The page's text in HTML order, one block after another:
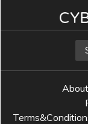
About